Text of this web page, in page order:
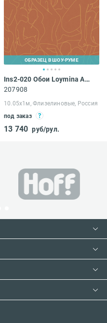
ОБРАЗЕЦ В ШОУ-РУМЕ
Ins2-020 Обои Loymina Amazonia
207908
10.05х1м, Флизелиновые, Россия
под заказ
13 740 руб/рул.